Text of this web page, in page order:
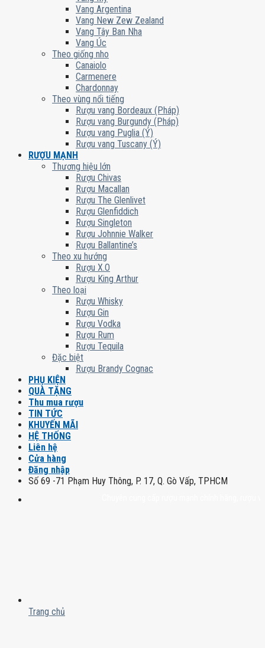
Vang Argentina
Vang New Zew Zealand
Vang Tây Ban Nha
Vang Úc
Theo giống nho
Canaiolo
Carmenere
Chardonnay
Theo vùng nổi tiếng
Rượu vang Bordeaux (Pháp)
Rượu vang Burgundy (Pháp)
Rượu vang Puglia (Ý)
Rượu vang Tuscany (Ý)
RƯỢU MẠNH
Thương hiệu lớn
Rượu Chivas
Rượu Macallan
Rượu The Glenlivet
Rượu Glenfiddich
Rượu Singleton
Rượu Johnnie Walker
Rượu Ballantine’s
Theo xu hướng
Rượu X.O
Rượu King Arthur
Theo loại
Rượu Whisky
Rượu Gin
Rượu Vodka
Rượu Rum
Rượu Tequila
Đặc biệt
Rượu Brandy Cognac
PHỤ KIỆN
QUÀ TẶNG
Thu mua rượu
TIN TỨC
KHUYẾN MÃI
HỆ THỐNG
Liên hệ
Cửa hàng
Đăng nhập
Số 69 -71 Phạm Huy Thông, P. 17, Q. Gò Vấp, TPHCM
Trang chủ